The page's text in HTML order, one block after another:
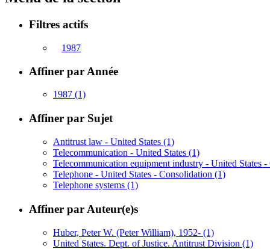
Filtres actifs
1987
Affiner par Année
1987 (1)
Affiner par Sujet
Antitrust law - United States (1)
Telecommunication - United States (1)
Telecommunication equipment industry - United States
Telephone - United States - Consolidation (1)
Telephone systems (1)
Affiner par Auteur(e)s
Huber, Peter W. (Peter William), 1952- (1)
United States. Dept. of Justice. Antitrust Division (1)